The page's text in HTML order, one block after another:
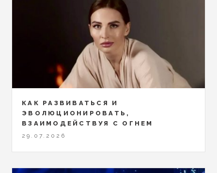
КАК РАЗВИВАТЬСЯ И
ЭВОЛЮЦИОНИРОВАТЬ,
ВЗАИМОДЕЙСТВУЯ С ОГНЕМ
29.07.2026